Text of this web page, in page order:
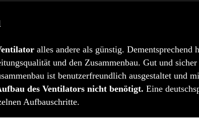
alles andere als günstig. Dementsprechend
und den Zusammenbau. Gut und
ist benutzerfreundlich ausgestaltet und
des Ventilators nicht benötigt. Eine
Aufbauschritte.